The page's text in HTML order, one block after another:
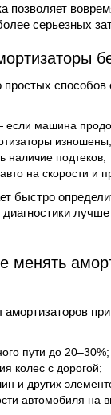
позволяет
серьезных
способов
если машина
изношены;
наличие подтеков;
на скорости и
быстро
менять
пути до 20–30%;
колес с дорогой;
и других
автомобиля на